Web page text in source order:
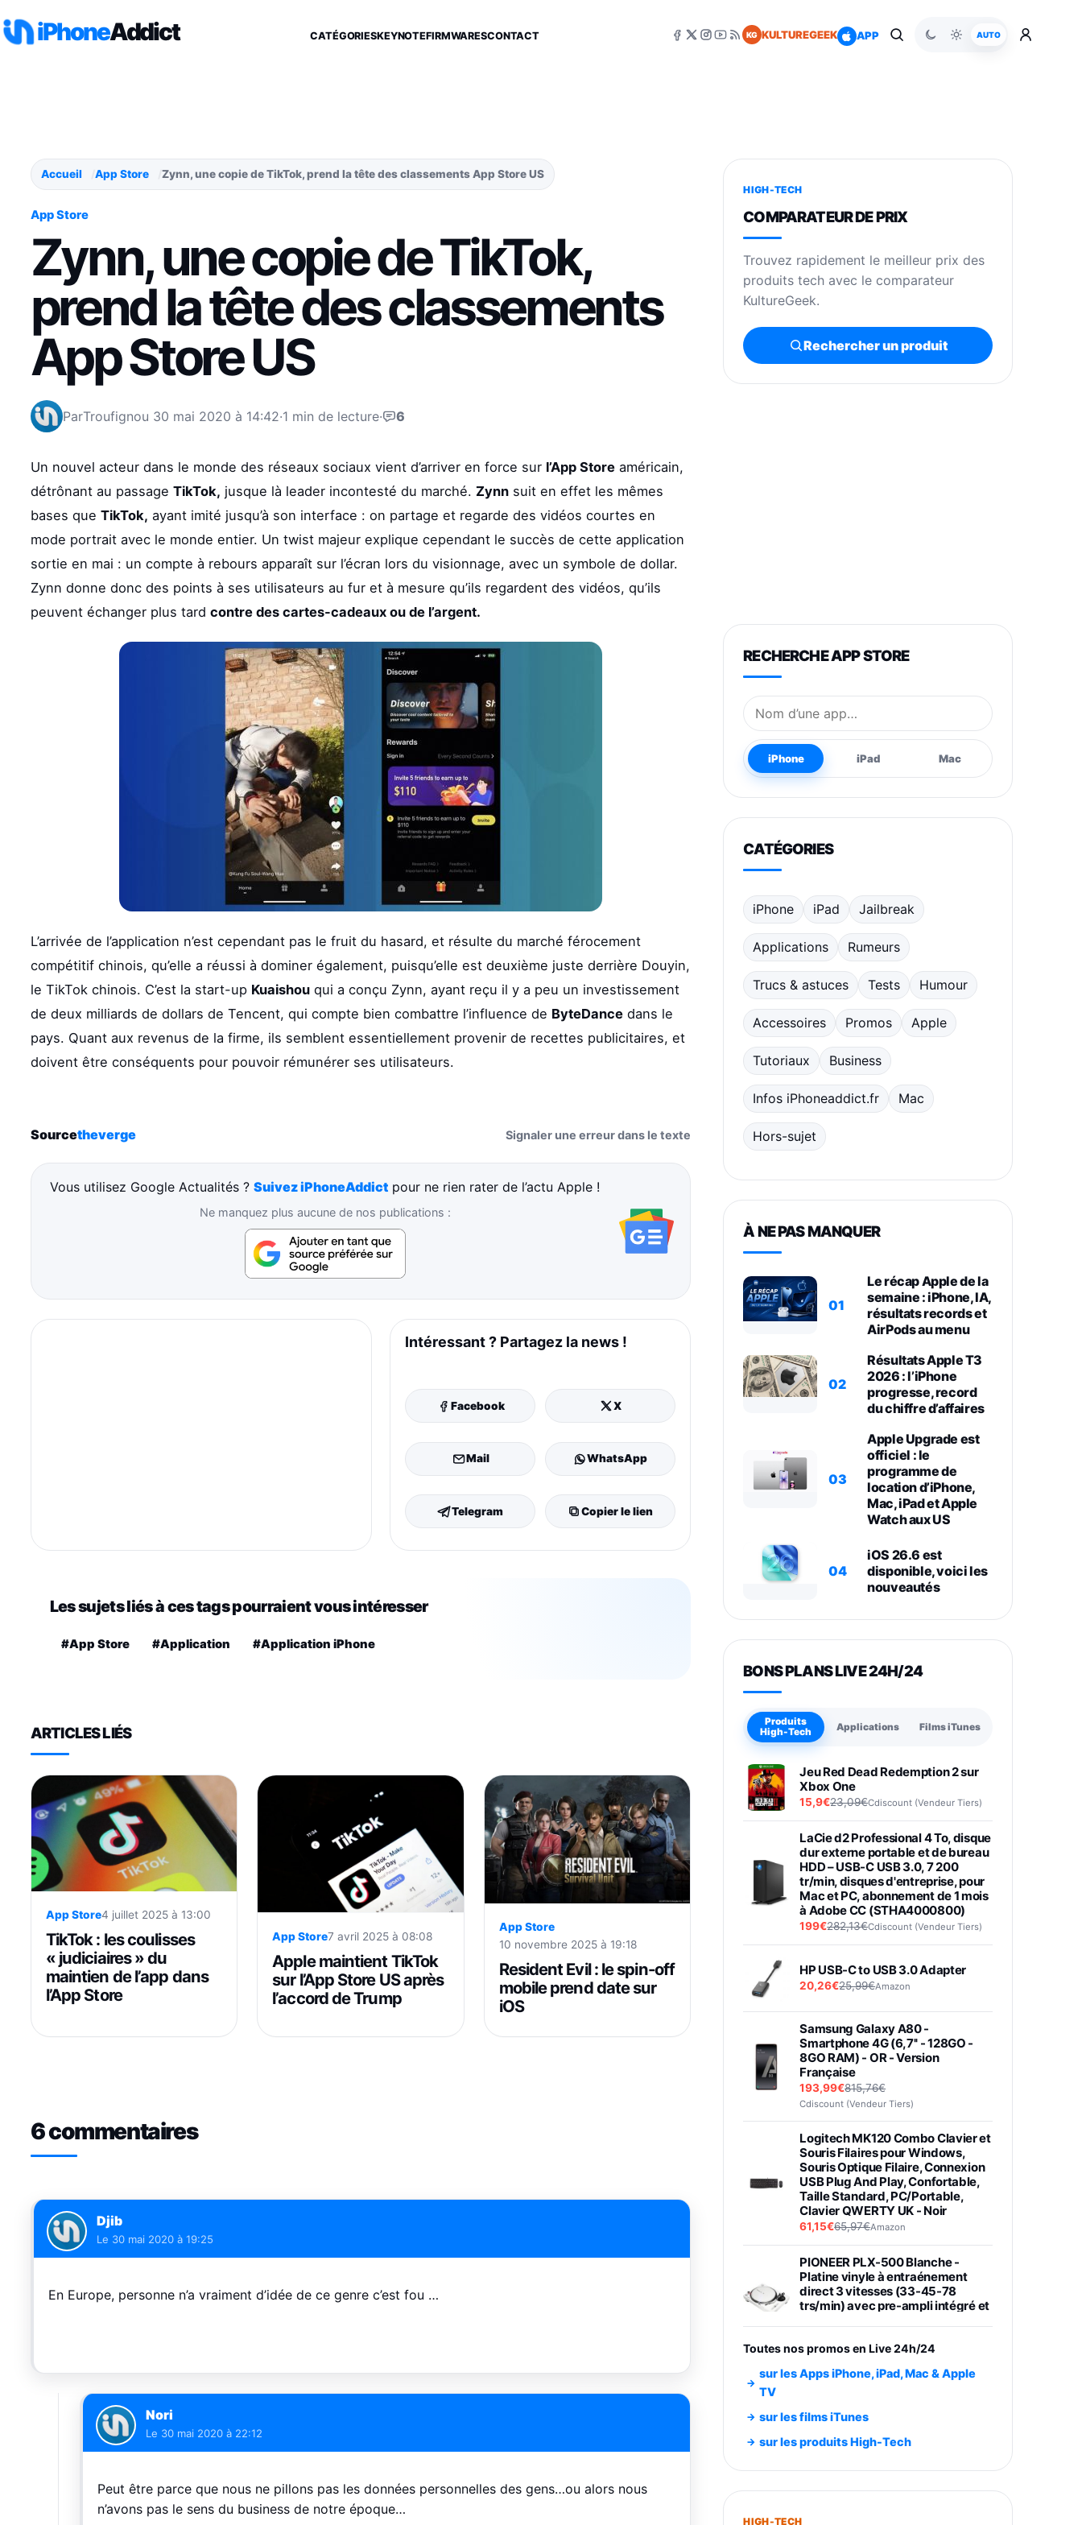
iPhoneAddict CATÉGORIESKEYNOTEFIRMWARESCONTACT KG KULTUREGEEK APP AUTO
Accueil App Store Zynn, une copie de TikTok, prend la tête des classements App Store US
App Store
Zynn, une copie de TikTok,
prend la tête des classements
App Store US
ParTroufignou 30 mai 2020 à 14:42·1 min de lecture· 6
Un nouvel acteur dans le monde des réseaux sociaux vient d’arriver en force sur l’App Storeaméricain,
détrônant au passage TikTok, jusque là leader incontesté du marché. Zynnsuit en effet les mêmes
bases que TikTok, ayant imité jusqu’à son interface : on partage et regarde des vidéos courtes en
mode portrait avec le monde entier. Un twist majeur explique cependant le succès de cette application
sortie en mai : un compte à rebours apparaît sur l’écran lors du visionnage, avec un symbole de dollar.
Zynn donne donc des points à ses utilisateurs au fur et à mesure qu’ils regardent des vidéos, qu’ils
peuvent échanger plus tard contre des cartes-cadeaux ou de l’argent.
L’arrivée de l’application n’est cependant pas le fruit du hasard, et résulte du marché férocement
compétitif chinois, qu’elle a réussi à dominer également, puisqu’elle est deuxième juste derrière Douyin,
le TikTok chinois. C’est la start-up Kuaishouqui a conçu Zynn, ayant reçu il y a peu un investissement
de deux milliards de dollars de Tencent, qui compte bien combattre l’influence de ByteDancedans le
pays. Quant aux revenus de la firme, ils semblent essentiellement provenir de recettes publicitaires, et
doivent être conséquents pour pouvoir rémunérer ses utilisateurs.
Sourcetheverge Signaler une erreur dans le texte
Vous utilisez Google Actualités ?Suivez iPhoneAddict pour ne rien rater de l’actu Apple !
Ne manquez plus aucune de nos publications :
Intéressant ? Partagez la news !
Facebook X
Mail WhatsApp
Telegram Copier le lien
Les sujets liés à ces tags pourraient vous intéresser
#App Store #Application #Application iPhone
ARTICLES LIÉS
App Store4 juillet 2025 à 13:00
TikTok : les coulisses
« judiciaires » du
maintien de l’app dans
l’App Store
App Store7 avril 2025 à 08:08
Apple maintient TikTok
sur l’App Store US après
l’accord de Trump
App Store
10 novembre 2025 à 19:18
Resident Evil : le spin-off
mobile prend date sur
iOS
6 commentaires
Djib
Le 30 mai 2020 à 19:25
En Europe, personne n’a vraiment d’idée de ce genre c’est fou …
Nori
Le 30 mai 2020 à 22:12
Peut être parce que nous ne pillons pas les données personnelles des gens…ou alors nous
n’avons pas le sens du business de notre époque…
HIGH-TECH
COMPARATEUR DE PRIX
Trouvez rapidement le meilleur prix des
produits tech avec le comparateur
KultureGeek.
Rechercher un produit
RECHERCHE APP STORE
Nom de l’application
iPhone iPad Mac
CATÉGORIES
iPhone iPad Jailbreak
Applications Rumeurs
Trucs & astuces Tests Humour
Accessoires Promos Apple
Tutoriaux Business
Infos iPhoneaddict.fr Mac
Hors-sujet
À NE PAS MANQUER
01
Le récap Apple de la
semaine : iPhone, IA,
résultats records et
AirPods au menu
02
Résultats Apple T3
2026 : l’iPhone
progresse, record
du chiffre d’affaires
03
Apple Upgrade est
officiel : le
programme de
location d’iPhone,
Mac, iPad et Apple
Watch aux US
04
iOS 26.6 est
disponible, voici les
nouveautés
BONS PLANS LIVE 24H/24
Produits
High-Tech
Applications Films iTunes
Jeu Red Dead Redemption 2 sur
Xbox One
15,9€23,09€Cdiscount (Vendeur Tiers)
LaCie d2 Professional 4 To, disque
dur externe portable et de bureau
HDD – USB-C USB 3.0, 7 200
tr/min, disques d'entreprise, pour
Mac et PC, abonnement de 1 mois
à Adobe CC (STHA4000800)
199€282,13€Cdiscount (Vendeur Tiers)
HP USB-C to USB 3.0 Adapter
20,26€25,99€Amazon
Samsung Galaxy A80 -
Smartphone 4G (6,7'' - 128GO -
8GO RAM) - OR - Version
Française
193,99€815,76€
Cdiscount (Vendeur Tiers)
Logitech MK120 Combo Clavier et
Souris Filaires pour Windows,
Souris Optique Filaire, Connexion
USB Plug And Play, Confortable,
Taille Standard, PC/Portable,
Clavier QWERTY UK - Noir
61,15€65,97€Amazon
PIONEER PLX-500 Blanche -
Platine vinyle à entraénement
direct 3 vitesses (33-45-78
trs/min) avec pre-ampli intégré et
Smartphone SAMSUNG Galaxy
Smartphone SAMSUNG Galaxy
S26+ Violet 256Go
749,99€1240,43€Fnac (Vendeur Tiers)
Toutes nos promos en Live 24h/24
sur les Apps iPhone, iPad, Mac & Apple
TV
sur les films iTunes
sur les produits High-Tech
HIGH-TECH